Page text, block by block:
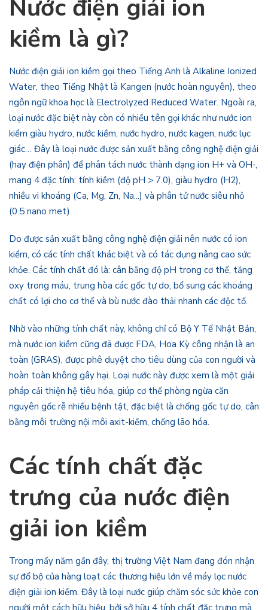
Nước điện giải ion
kiềm là gì?
Nước điện giải ion kiềm gọi theo Tiếng Anh là Alkaline Ionized
Water, theo Tiếng Nhật là Kangen (nước hoàn nguyên), theo
ngôn ngữ khoa học là Electrolyzed Reduced Water. Ngoài ra,
loại nước đặc biệt này còn có nhiều tên gọi khác như nước ion
kiềm giàu hydro, nước kiềm, nước hydro, nước kagen, nước lục
giác… Đây là loại nước được sản xuất bằng công nghệ điện giải
(hay điện phân) để phân tách nước thành dạng ion H+ và OH-,
mang 4 đặc tính: tính kiềm (độ pH > 7.0), giàu hydro (H2),
nhiều vi khoáng (Ca, Mg, Zn, Na...) và phân tử nước siêu nhỏ
(0.5 nano met).
Do được sản xuất bằng công nghệ điện giải nên nước có ion
kiềm, có các tính chất khác biệt và có tác dụng nâng cao sức
khỏe. Các tính chất đó là: cân bằng độ pH trong cơ thể, tăng
oxy trong máu, trung hòa các gốc tự do, bổ sung các khoáng
chất có lợi cho cơ thể và bù nước đào thải nhanh các độc tố.
Nhờ vào những tính chất này, không chỉ có Bộ Y Tế Nhật Bản,
mà nước ion kiềm cũng đã được FDA, Hoa Kỳ công nhận là an
toàn (GRAS), được phê duyệt cho tiêu dùng của con người và
hoàn toàn không gây hại. Loại nước này được xem là một giải
pháp cải thiện hệ tiêu hóa, giúp cơ thể phòng ngừa căn
nguyên gốc rễ nhiều bệnh tật, đặc biệt là chống gốc tự do, cân
bằng môi trường nội môi axit-kiềm, chống lão hóa.
Các tính chất đặc
trưng của nước điện
giải ion kiềm
Trong mấy năm gần đây, thị trường Việt Nam đang đón nhận
sự đổ bộ của hàng loạt các thương hiệu lớn về máy lọc nước
điện giải ion kiềm. Đây là loại nước giúp chăm sóc sức khỏe con